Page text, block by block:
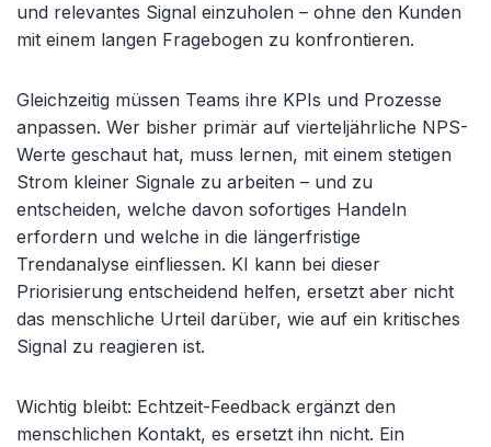
und relevantes Signal einzuholen – ohne den Kunden
mit einem langen Fragebogen zu konfrontieren.
Gleichzeitig müssen Teams ihre KPIs und Prozesse
anpassen. Wer bisher primär auf vierteljährliche NPS-
Werte geschaut hat, muss lernen, mit einem stetigen
Strom kleiner Signale zu arbeiten – und zu
entscheiden, welche davon sofortiges Handeln
erfordern und welche in die längerfristige
Trendanalyse einfliessen. KI kann bei dieser
Priorisierung entscheidend helfen, ersetzt aber nicht
das menschliche Urteil darüber, wie auf ein kritisches
Signal zu reagieren ist.
Wichtig bleibt: Echtzeit-Feedback ergänzt den
menschlichen Kontakt, es ersetzt ihn nicht. Ein